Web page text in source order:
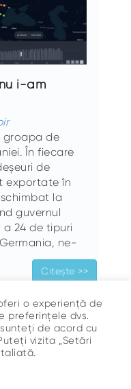
i-am
groapa de
În fiecare
de
exportate în
la
guvernul
a 24 de tipuri
ne-
Citește >>
o experiență de
preferințele dvs.
de acord cu
vizita „Setări